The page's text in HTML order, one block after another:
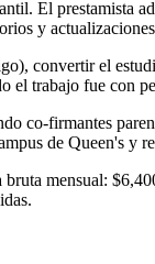
El prestamista
y
convertir el
el trabajo fue con
co-firmantes
de Queen's y
mensual: